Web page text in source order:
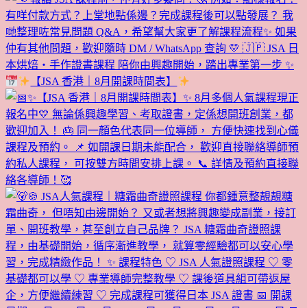
【JSA 香港｜8月開課時間表】